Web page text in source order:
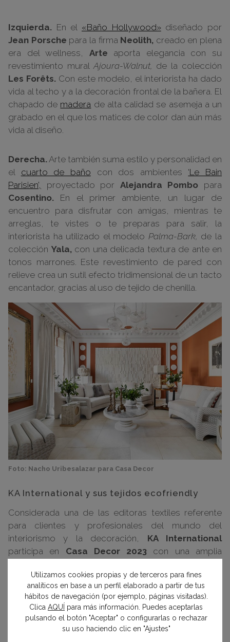
Izquierda. En el «Baño Hollywood»diseñado por
Jean Porsche para la firma Neolith, creado en plena
era del wellness, Arte aporta elegancia con su
revestimiento mural Ajoura-Walnut, de la colección
Les Forêts. Con este modelo, el interiorista ha dado
vida al techo y a la decoración frontal de la bañera. El
chapado de madera de alta calidad se asemeja a un
grabado en el que los matices de color dan aún más
vida al diseño.
Derecha. Arte también suma estilo y personalidad en
el cuarto de baño con dos ambientes ‘Le Bain
Parisien’,
proyectado por Alejandra Pombo para
Cosentino. En el primer ambiente, un lugar de
encuentro para disfrutar con amigas, mientras te
arreglas, te vistes o te preparas para salir, la
interiorista ha utilizado el modelo Palma-Bark, de la
colección Yala,con una delicada textura de ante en
tonos marrones. Este revestimiento de pared con
relieve crea un sutil efecto tridimensional de un tacto
encantador, gracias al uso de tejido de chenilla.
Foto: Nacho Uribesalazar para Casa Decor
KA International y sus tejidos ecofriendly
Considerada una de las editoras textiles referente
para clientes y profesionales del mundo del
interiorismo y la decoración, KA International
participa en Casa Decor 2023 con una amplia
Exposición.
En elSalón de Martina’s Essence , diseñado por
Martinspara la firmaNiessen,se ha utilizado un
amplio abanico de telas con diseños de diferentes
Utilizamos cookies propias y de terceros para fines
analíticos en base a un perfil elaborado a partir de tus
hábitos de navegación (por ejemplo, páginas visitadas).
Clica AQUÍ para más información. Puedes aceptarlas
pulsando el botón "Aceptar" o configurarlas o rechazar
su uso haciendo clic en "Ajustes"